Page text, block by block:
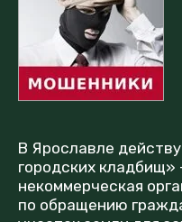
В Ярославле
городских кладбищ»
некоммерческая
по обращению